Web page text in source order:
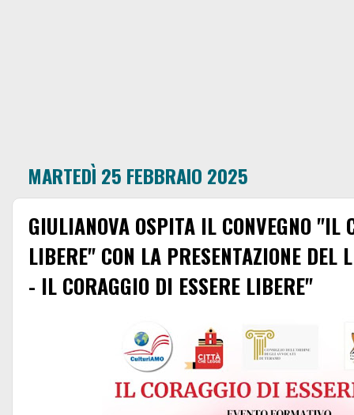
MARTEDÌ 25 FEBBRAIO 2025
GIULIANOVA OSPITA IL CONVEGNO "IL
LIBERE" CON LA PRESENTAZIONE DEL
- IL CORAGGIO DI ESSERE LIBERE"